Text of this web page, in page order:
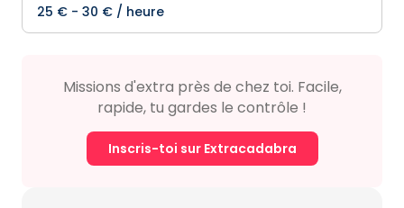
25 € - 30 € / heure
Missions d'extra près de chez toi. Facile,
rapide, tu gardes le contrôle !
Inscris-toi sur Extracadabra